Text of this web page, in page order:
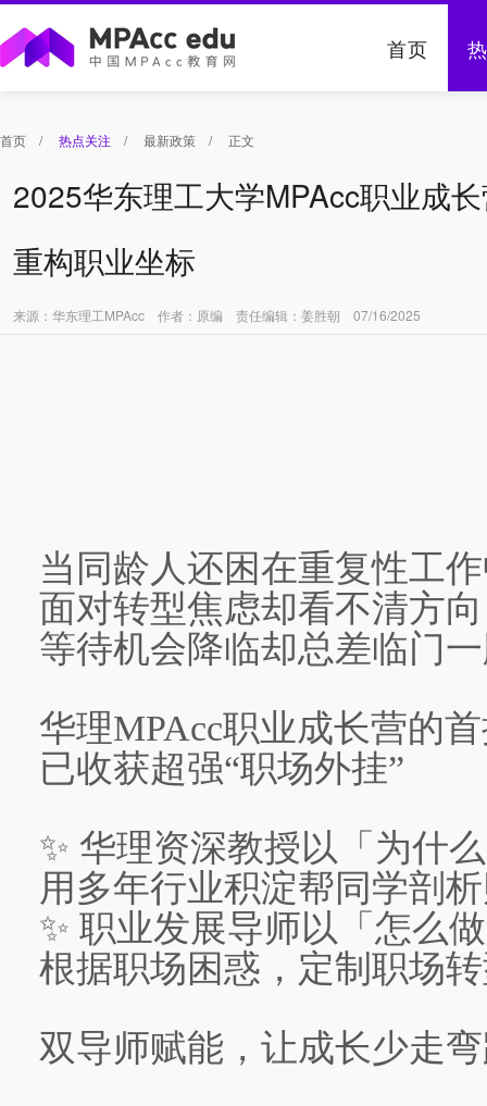
首页
首页 / 热点关注 / 最新政策 / 正文
2025华东理工大学MPAcc职业成
重构职业坐标
来源：华东理工MPAcc 作者：原编 责任编辑：姜胜朝 07/16/2025
当同龄人还困在重复性工
面对转型焦虑却看不清方向
等待机会降临却总差临门
华理MPAcc职业成长营的
已收获超强“职场外挂”
✨ 华理资深教授以「为什
用多年行业积淀帮同学剖
✨ 职业发展导师以「怎么
根据职场困惑，定制职场
双导师赋能，让成长少走